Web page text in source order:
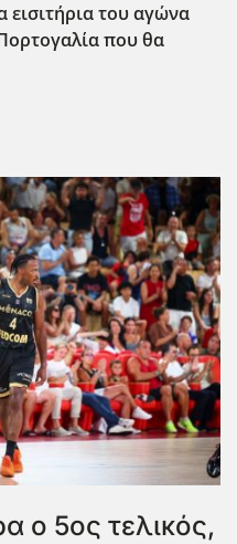
εισιτήρια του αγώνα
που θα
ο 5ος τελικός,